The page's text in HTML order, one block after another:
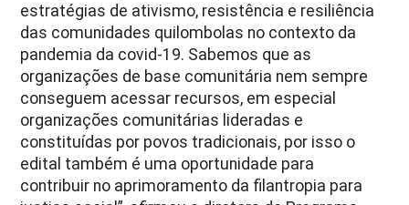
estratégias de ativismo, resistência e resiliência
das comunidades quilombolas no contexto da
pandemia da covid-19. Sabemos que as
organizações de base comunitária nem sempre
conseguem acessar recursos, em especial
organizações comunitárias lideradas e
constituídas por povos tradicionais, por isso o
edital também é uma oportunidade para
contribuir no aprimoramento da filantropia para